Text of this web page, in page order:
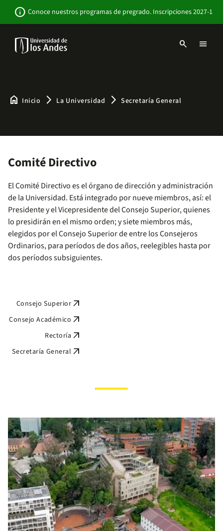
contenido
info Conoce nuestros programas de pregrado. Inscripciones 2027-1
search menu
home Inicio arrow_forward_ios La Universidad arrow_forward_ios Secretaría General
Comité Directivo
El Comité Directivo es el órgano de dirección y administración
de la Universidad. Está integrado por nueve miembros, así: el
Presidente y el Vicepresidente del Consejo Superior, quienes
lo presidirán en el mismo orden; y siete miembros más,
elegidos por el Consejo Superior de entre los Consejeros
Ordinarios, para períodos de dos años, reelegibles hasta por
dos períodos subsiguientes.
Consejo Superior arrow_outward
Consejo Académico arrow_outward
Rectoría arrow_outward
Secretaría General arrow_outward